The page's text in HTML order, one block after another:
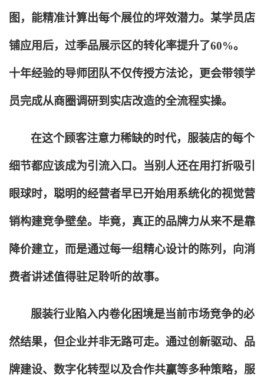
图，能精准计算出每个展位的坪效潜力。某学员店
铺应用后，过季品展示区的转化率提升了60%。
十年经验的导师团队不仅传授方法论，更会带领学
员完成从商圈调研到实店改造的全流程实操。
在这个顾客注意力稀缺的时代，服装店的每个
细节都应该成为引流入口。当别人还在用打折吸引
眼球时，聪明的经营者早已开始用系统化的视觉营
销构建竞争壁垒。毕竟，真正的品牌力从来不是靠
降价建立，而是通过每一组精心设计的陈列，向消
费者讲述值得驻足聆听的故事。
服装行业陷入内卷化困境是当前市场竞争的必
然结果，但企业并非无路可走。通过创新驱动、品
牌建设、数字化转型以及合作共赢等多种策略，服